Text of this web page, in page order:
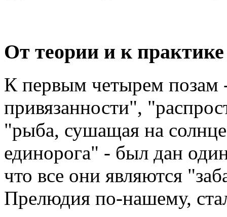
От теории и к практике
К первым четырем позам
привязанности",
"рыба, сушащая на
единорога" - был дан
что все они являются
Прелюдия по-нашему,